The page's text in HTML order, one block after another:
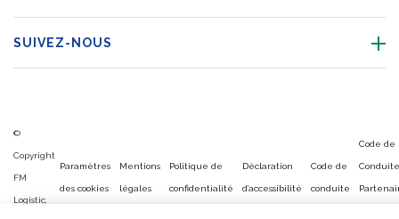
SUIVEZ-NOUS
©
Copyright
FM
Logistic,
Paramètres
des cookies
Mentions
légales
Politique de
confidentialité
Déclaration
d’accessibilité
Code de
conduite
Code de
Conduite